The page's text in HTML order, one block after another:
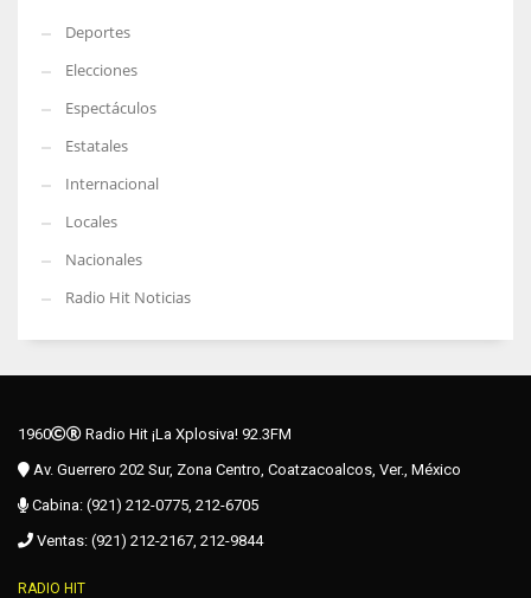
Deportes
Elecciones
Espectáculos
Estatales
Internacional
Locales
Nacionales
Radio Hit Noticias
1960
Radio Hit ¡La Xplosiva! 92.3FM
Av. Guerrero 202 Sur, Zona Centro, Coatzacoalcos, Ver., México
Cabina: (921) 212-0775, 212-6705
Ventas: (921) 212-2167, 212-9844
RADIO HIT